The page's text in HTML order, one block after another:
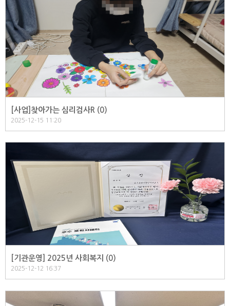
[사업]찾아가는 심리검사R (0)
2025-12-15 11:20
[기관운영] 2025년 사회복지 (0)
2025-12-12 16:37